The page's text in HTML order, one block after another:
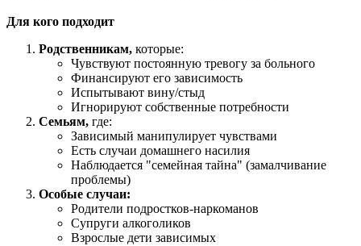
Для кого подходит
Родственникам, которые:
Чувствуют постоянную тревогу за больного
Финансируют его зависимость
Испытывают вину/стыд
Игнорируют собственные потребности
Семьям, где:
Зависимый манипулирует чувствами
Есть случаи домашнего насилия
Наблюдается "семейная тайна" (замалчивание
проблемы)
Особые случаи:
Родители подростков-наркоманов
Супруги алкоголиков
Взрослые дети зависимых